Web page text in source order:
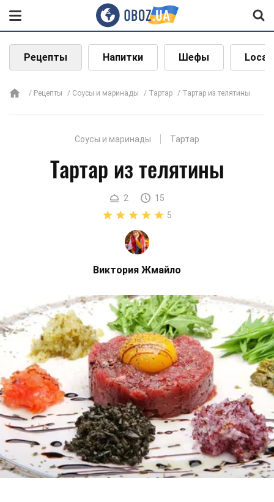
Рецепты Напитки Шефы Local
Рецепты Соусы и маринады Тартар Тартар из телятины
Соусы и маринады Тартар
Тартар из телятины
2
15
5
Виктория Жмайло